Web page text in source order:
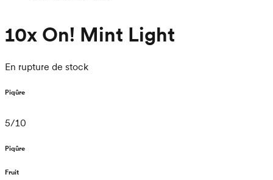
10x On! Mint Light
En rupture de stock
Piqûre
5/10
Piqûre
Fruit